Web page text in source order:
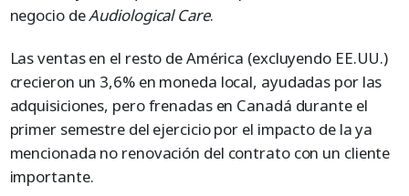
negocio deAudiological Care.
Las ventas en el resto de América (excluyendo EE.UU.)
crecieron un 3,6% en moneda local, ayudadas por las
adquisiciones, pero frenadas en Canadá durante el
primer semestre del ejercicio por el impacto de la ya
mencionada no renovación del contrato con un cliente
importante.